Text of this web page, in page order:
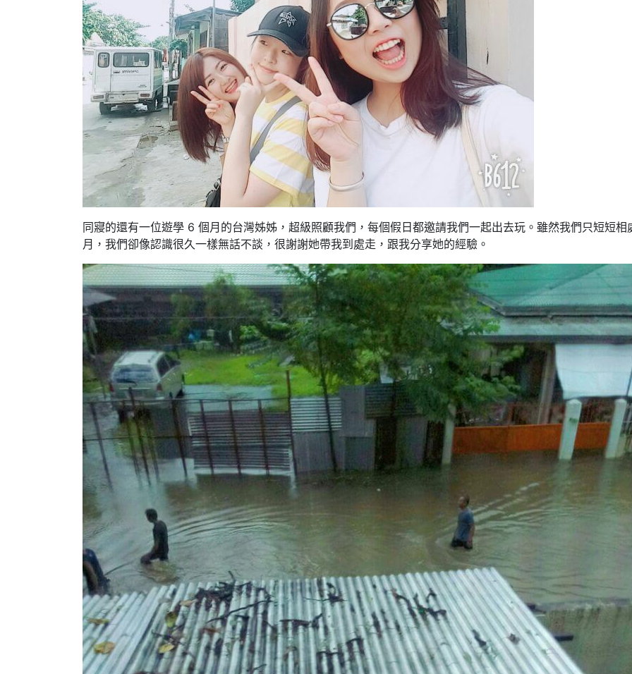
同寢的還有一位遊學 6 個月的台灣姊姊，超級照顧我們，每個假日都邀請我們一起出去玩。雖然我們只短短相
月，我們卻像認識很久一樣無話不談，很謝謝她帶我到處走，跟我分享她的經驗。